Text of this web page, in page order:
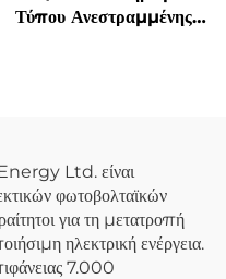
Τύπου Ανεστραμμένης
Ηλιακή Ενέργεια
Ltd. είναι
φωτοβολταϊκών
για τη μετατροπή
ηλεκτρική ενέργεια.
7.000